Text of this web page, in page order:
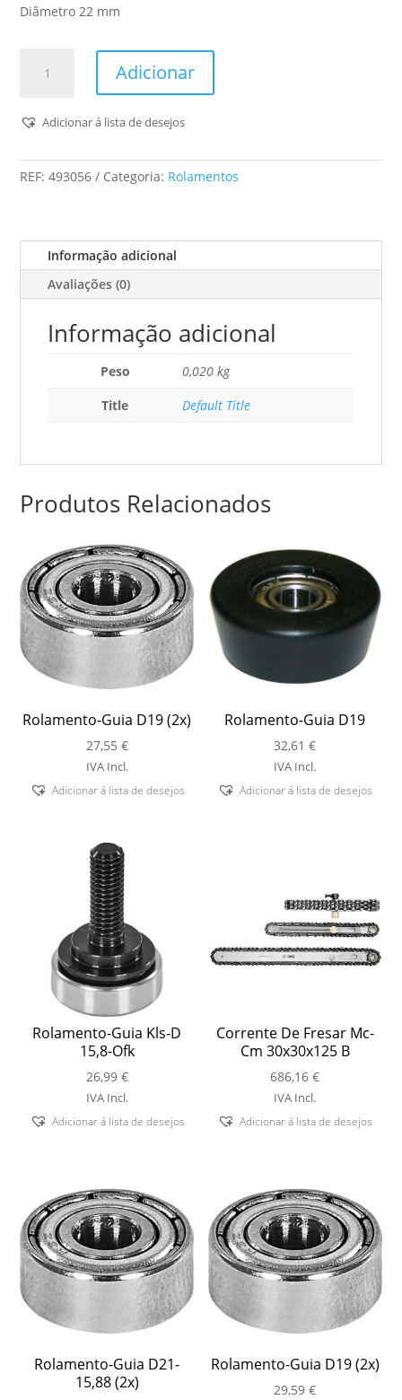
Diâmetro 22 mm
Guia
Adicionar
Adicionar á lista de desejos
REF:493056 Categoria: Rolamentos
Informação adicional
Avaliações (0)
Informação adicional
Peso
0,020 kg
Title
Default Title
Produtos Relacionados
Rolamento-Guia D19 (2x)
27,55 €
IVA Incl.
Adicionar á lista de desejos
Rolamento-Guia D19
32,61€
IVA Incl.
Adicionar á lista de desejos
Rolamento-Guia Kls-D
15,8-Ofk
26,99 €
IVA Incl.
Adicionar á lista de desejos
Corrente De Fresar Mc-
Cm 30x30x125 B
686,16€
IVA Incl.
Adicionar á lista de desejos
Rolamento-Guia D21-
15,88 (2x)
Rolamento-Guia D19 (2x)
29,59€